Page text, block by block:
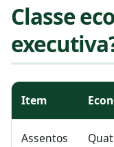
Classe
Item
Assentos